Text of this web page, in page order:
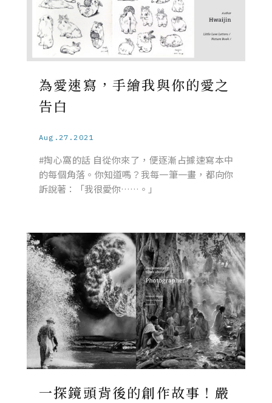
為愛速寫，手繪我與你的愛之
告白
Aug.27.2021
#掏心窩的話 自從你來了，便逐漸占據速寫本中
的每個角落。你知道嗎？我每一筆一畫，都向你
訴說著：「我很愛你……。」
一探鏡頭背後的創作故事！嚴